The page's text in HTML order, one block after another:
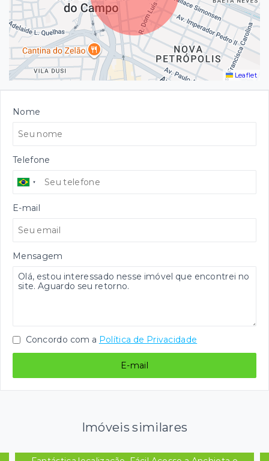
Leaflet
Nome
Telefone
E-mail
Mensagem
Concordo com a Política de Privacidade
E-mail
Imóveis similares